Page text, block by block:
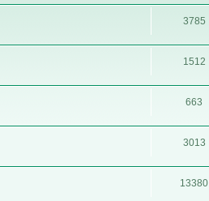
3785
1512
663
3013
13380